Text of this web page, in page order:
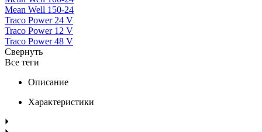
Mean Well 150-24
Traco Power 24 V
Traco Power 12 V
Traco Power 48 V
Свернуть
Все теги
Описание
Характеристики